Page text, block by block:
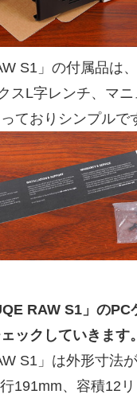
S1」の付属品は
スL字レンチ、マ
ておりシンプルで
RAW S1」のPC
ックしていきます。
S1」は外形寸法
191mm、容積12